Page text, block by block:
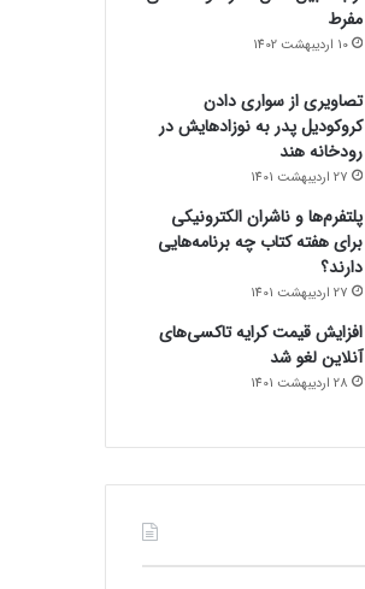
مفرط
10 اردیبهشت 1402
تصاویری از سواری دادن
کروکودیل پدر به نوزادهایش در
رودخانه هند
27 اردیبهشت 1401
پلتفرم‌ها و ناشران الکترونیکی
برای هفته کتاب چه برنامه‌هایی
دارند؟
27 اردیبهشت 1401
افزایش قیمت کرایه تاکسی‌های
آنلاین لغو شد
28 اردیبهشت 1401